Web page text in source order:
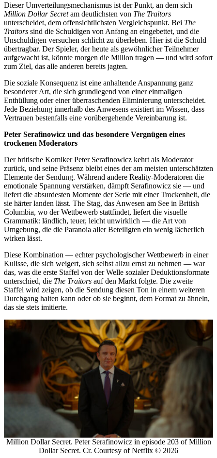
Dieser Umverteilungsmechanismus ist der Punkt, an dem sich
Million Dollar Secretam deutlichsten von The Traitors
unterscheidet, dem offensichtlichsten Vergleichspunkt. Bei The
Traitors sind die Schuldigen von Anfang an eingebettet, und die
Unschuldigen versuchen schlicht zu überleben. Hier ist die Schuld
übertragbar. Der Spieler, der heute als gewöhnlicher Teilnehmer
aufgewacht ist, könnte morgen die Million tragen — und wird sofort
zum Ziel, das alle anderen bereits jagten.
Die soziale Konsequenz ist eine anhaltende Anspannung ganz
besonderer Art, die sich grundlegend von einer einmaligen
Enthüllung oder einer überraschenden Eliminierung unterscheidet.
Jede Beziehung innerhalb des Anwesens existiert im Wissen, dass
Vertrauen bestenfalls eine vorübergehende Vereinbarung ist.
Peter Serafinowicz und das besondere Vergnügen eines
trockenen Moderators
Der britische Komiker Peter Serafinowicz kehrt als Moderator
zurück, und seine Präsenz bleibt eines der am meisten unterschätzten
Elemente der Sendung. Während andere Reality-Moderatoren die
emotionale Spannung verstärken, dämpft Serafinowicz sie — und
liefert die absurdesten Momente der Serie mit einer Trockenheit, die
sie härter landen lässt. The Stag, das Anwesen am See in British
Columbia, wo der Wettbewerb stattfindet, liefert die visuelle
Grammatik: ländlich, teuer, leicht unwirklich — die Art von
Umgebung, die die Paranoia aller Beteiligten ein wenig lächerlich
wirken lässt.
Diese Kombination — echter psychologischer Wettbewerb in einer
Kulisse, die sich weigert, sich selbst allzu ernst zu nehmen — war
das, was die erste Staffel von der Welle sozialer Deduktionsformate
unterschied, die The Traitors auf den Markt folgte. Die zweite
Staffel wird zeigen, ob die Sendung diesen Ton in einem weiteren
Durchgang halten kann oder ob sie beginnt, dem Format zu ähneln,
das sie stets imitierte.
Million Dollar Secret. Peter Serafinowicz in episode 203 of Million
Dollar Secret. Cr. Courtesy of Netflix © 2026